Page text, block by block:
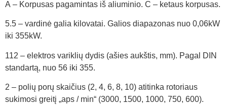
A – Korpusas pagamintas iš aliuminio. C – ketaus korpusas.
5.5 – vardinė galia kilovatai. Galios diapazonas nuo 0,06kW
iki 355kW.
112 – elektros variklių dydis (ašies aukštis, mm). Pagal DIN
standartą, nuo 56 iki 355.
2 – polių porų skaičius (2, 4, 6, 8, 10) atitinka rotoriaus
sukimosi greitį „aps / min“ (3000, 1500, 1000, 750, 600).